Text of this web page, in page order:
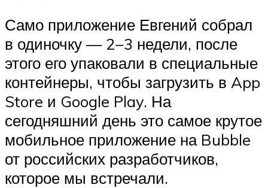
Само приложение Евгений собрал
в одиночку — 2−3 недели, после
этого его упаковали в специальные
контейнеры, чтобы загрузить в App
Store и Google Play. На
сегодняшний день это самое крутое
мобильное приложение на Bubble
от российских разработчиков,
которое мы встречали.